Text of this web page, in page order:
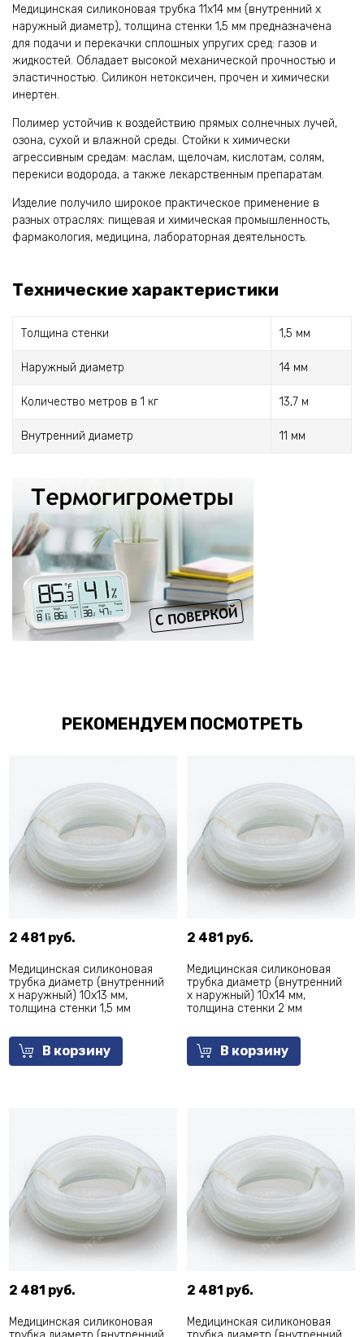
Медицинская силиконовая трубка 11х14 мм (внутренний х
наружный диаметр), толщина стенки 1,5 мм предназначена
для подачи и перекачки сплошных упругих сред: газов и
жидкостей. Обладает высокой механической прочностью и
эластичностью. Силикон нетоксичен, прочен и химически
инертен.
Полимер устойчив к воздействию прямых солнечных лучей,
озона, сухой и влажной среды. Стойки к химически
агрессивным средам: маслам, щелочам, кислотам, солям,
перекиси водорода, а также лекарственным препаратам.
Изделие получило широкое практическое применение в
разных отраслях: пищевая и химическая промышленность,
фармакология, медицина, лабораторная деятельность.
Технические характеристики
Толщина стенки 1,5 мм
Наружный диаметр 14 мм
Количество метров в 1 кг 13,7 м
Внутренний диаметр 11 мм
РЕКОМЕНДУЕМ ПОСМОТРЕТЬ
2 481 руб.
Медицинская силиконовая
трубка диаметр (внутренний
х наружный) 10х13 мм,
толщина стенки 1,5 мм
В корзину
2 481 руб.
Медицинская силиконовая
трубка диаметр (внутренний
х наружный) 10х14 мм,
толщина стенки 2 мм
В корзину
2 481 руб.
Медицинская силиконовая
2 481 руб.
Медицинская силиконовая